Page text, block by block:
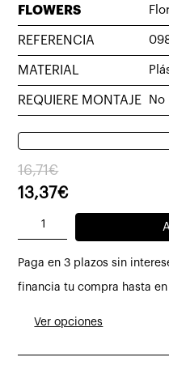
FLOWERS
REFERENCIA
MATERIAL
REQUIERE MONTAJE No
16,71€
El
precio
original
era:
16,71€.
13,37€
El
precio
es:
13,37€.
Spring
Leaf
cantidad
Paga en 3 plazos sin
financia tu compra hasta en
Ver opciones